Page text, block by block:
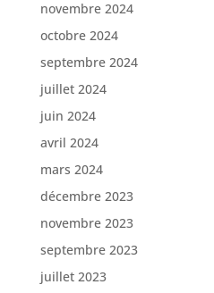
novembre 2024
octobre 2024
septembre 2024
juillet 2024
juin 2024
avril 2024
mars 2024
décembre 2023
novembre 2023
septembre 2023
juillet 2023